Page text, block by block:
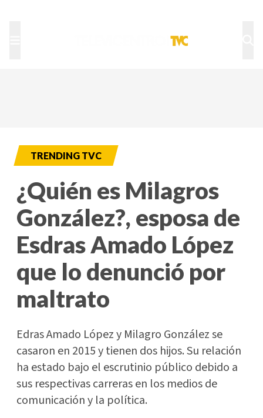
TRENDING TVC
¿Quién es Milagros
González?, esposa de
Esdras Amado López
que lo denunció por
maltrato
Edras Amado López y Milagro González se
casaron en 2015 y tienen dos hijos. Su relación
ha estado bajo el escrutinio público debido a
sus respectivas carreras en los medios de
comunicación y la política.